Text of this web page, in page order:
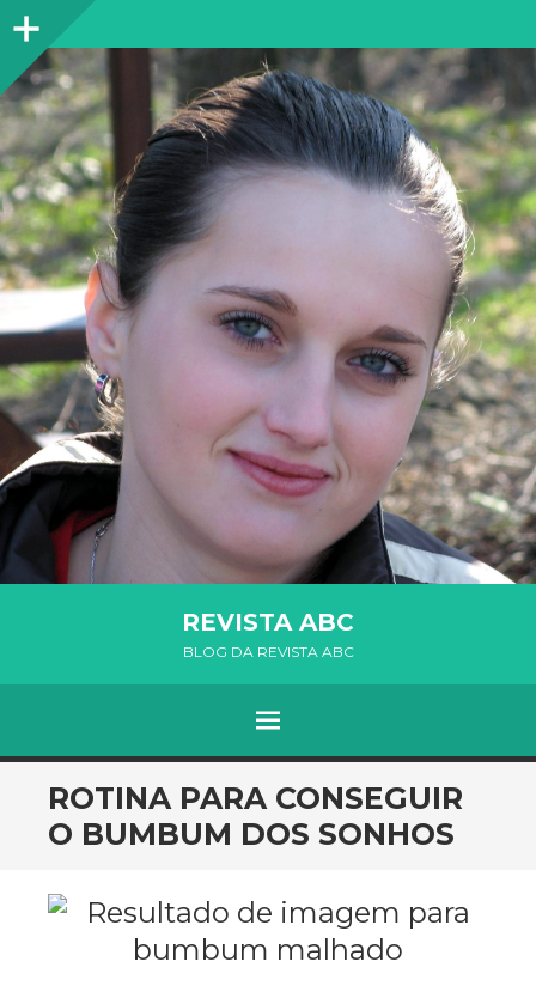
Sidebar
REVISTA ABC
BLOG DA REVISTA ABC
SKIP TO CONTENT
ROTINA PARA CONSEGUIR
O BUMBUM DOS SONHOS